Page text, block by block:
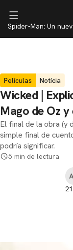
Spider-Man: Un
Películas Notícia
Wicked |
Mago de Oz
El final de la obra (y
simple final de
podría significar.
5 min de lectura